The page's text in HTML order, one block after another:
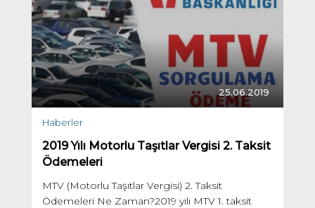
25.06.2019
Haberler
2019 Yılı Motorlu Taşıtlar Vergisi 2. Taksit
Ödemeleri
MTV (Motorlu Taşıtlar Vergisi) 2. Taksit
Ödemeleri Ne Zaman?2019 yılı MTV 1. taksit